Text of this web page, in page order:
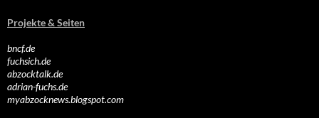
Projekte & Seiten
bncf.de
fuchsich.de
abzocktalk.de
adrian-fuchs.de
myabzocknews.blogspot.com